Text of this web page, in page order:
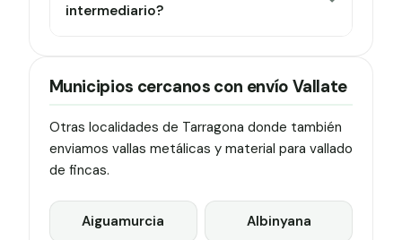
intermediario?
Municipios cercanos con envío Vallate
Otras localidades de Tarragona donde también
enviamos vallas metálicas y material para vallado
de fincas.
Aiguamurcia Albinyana